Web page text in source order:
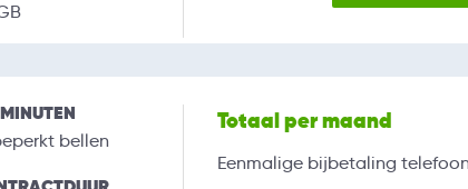
bellen
Totaal per maand
Eenmalige bijbetaling